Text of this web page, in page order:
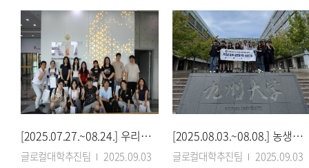
[2025.07.27.~08.24.] 우리대학 환경공학과, 홍콩교육대와 ‘역방향 수업’ 열
글로컬대학추진팀 2025.09.03
[2025.08.03.~08.08.] 농생대, 글로벌 PBL로 미래 농업 인재 국제 경쟁력
글로컬대학추진팀 2025.09.03